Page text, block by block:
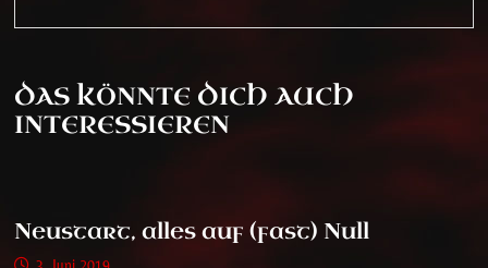
DAS KÖNNTE DICH AUCH
INTERESSIEREN
Neustart, alles auf (fast) Null